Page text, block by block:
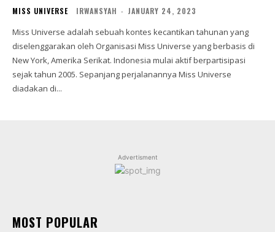
MISS UNIVERSE IRWANSYAH - JANUARY 24, 2023
Miss Universe adalah sebuah kontes kecantikan tahunan yang
diselenggarakan oleh Organisasi Miss Universe yang berbasis di
New York, Amerika Serikat. Indonesia mulai aktif berpartisipasi
sejak tahun 2005. Sepanjang perjalanannya Miss Universe
diadakan di...
Advertisment
MOST POPULAR